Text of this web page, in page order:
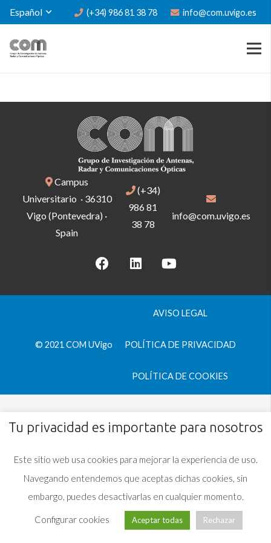
Español (+34) 986 81 38 78 info@com.uvigo.es
Campus
Universitario · 36310
Vigo (Pontevedra) ·
Spain
(+34)
986 81
38 78
info@com.uvigo.es
© 2021 COM UVigo
AVISO LEGAL
POLÍTICA DE PRIVACIDAD
POLÍTICA DE COOKIES
Tu privacidad es importante para nosotros
Este sitio web usa cookies para mejorar la experiencia de uso.
Navegando entendemos que aceptas dichas cookies, sin
embargo, puedes desactivarlas en cualquier momento.
Configurar cookies Aceptar todas Rechazar